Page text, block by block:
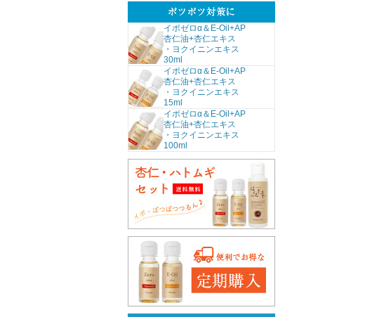
イポゼロα＆E-Oil+AP
杏仁油+杏仁エキス
・ヨクイニンエキス
30ml
イポゼロα＆E-Oil+AP
杏仁油+杏仁エキス
・ヨクイニンエキス
15ml
イポゼロα＆E-Oil+AP
杏仁油+杏仁エキス
・ヨクイニンエキス
100ml